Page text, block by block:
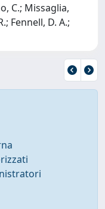
C.; Missaglia,
Fennell, D. A.;